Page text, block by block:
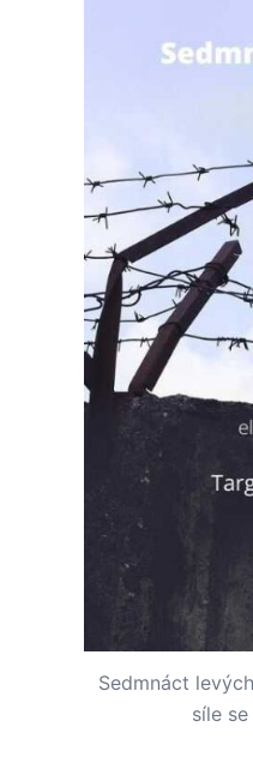
Sedmnáct
síle